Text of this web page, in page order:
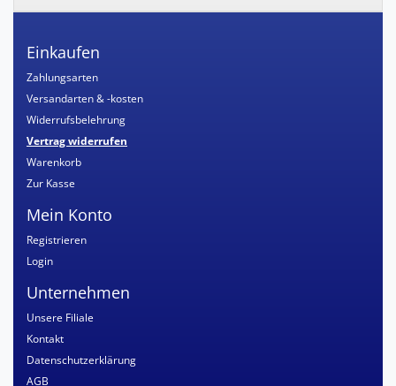
Einkaufen
Zahlungsarten
Versandarten & -kosten
Widerrufsbelehrung
Vertrag widerrufen
Warenkorb
Zur Kasse
Mein Konto
Registrieren
Login
Unternehmen
Unsere Filiale
Kontakt
Datenschutzerklärung
AGB